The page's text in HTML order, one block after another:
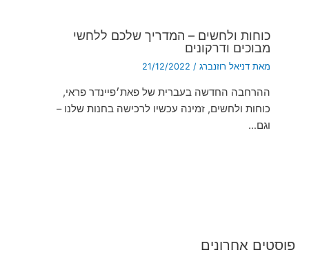
כוחות ולחשים – המדריך שלכם ללחשי
מבוכים ודרקונים
מאתדניאל רוזנברג/
21/12/2022
ההרחבה החדשה בעברית של פאת׳פיינדר פראי,
כוחות ולחשים, זמינה עכשיו לרכישה בחנות שלנו –
וגם…
פוסטים אחרונים